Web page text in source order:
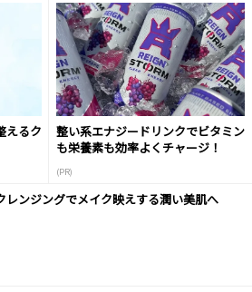
えるク
整い系エナジードリンクでビタミン
も栄養素も効率よくチャージ！
(PR)
レンジングでメイク映えする潤い美肌へ